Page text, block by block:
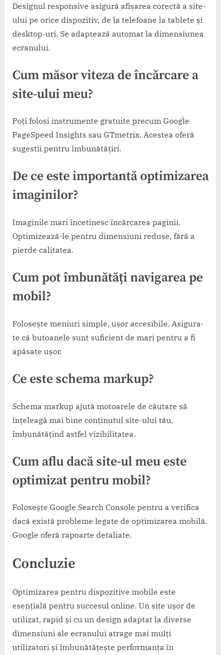
Designul responsive asigură afișarea corectă a site-
ului pe orice dispozitiv, de la telefoane la tablete și
desktop-uri. Se adaptează automat la dimensiunea
ecranului.
Cum măsor viteza de încărcare a
site-ului meu?
Poți folosi instrumente gratuite precum Google
PageSpeed Insights sau GTmetrix. Acestea oferă
sugestii pentru îmbunătățiri.
De ce este importantă optimizarea
imaginilor?
Imaginile mari încetinesc încărcarea paginii.
Optimizează-le pentru dimensiuni reduse, fără a
pierde calitatea.
Cum pot îmbunătăți navigarea pe
mobil?
Folosește meniuri simple, ușor accesibile. Asigura-
te că butoanele sunt suficient de mari pentru a fi
apăsate ușor.
Ce este schema markup?
Schema markup ajută motoarele de căutare să
înțeleagă mai bine conținutul site-ului tău,
îmbunătățind astfel vizibilitatea.
Cum aflu dacă site-ul meu este
optimizat pentru mobil?
Folosește Google Search Console pentru a verifica
dacă există probleme legate de optimizarea mobilă.
Google oferă rapoarte detaliate.
Concluzie
Optimizarea pentru dispozitive mobile este
esențială pentru succesul online. Un site ușor de
utilizat, rapid și cu un design adaptat la diverse
dimensiuni ale ecranului atrage mai mulți
utilizatori și îmbunătățește performanța în